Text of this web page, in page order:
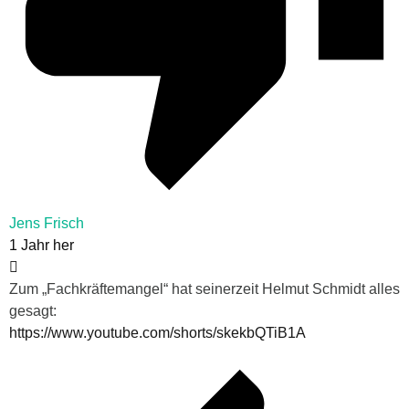
Jens Frisch
1 Jahr her
Zum „Fachkräftemangel“ hat seinerzeit Helmut Schmidt alles
gesagt:
https://www.youtube.com/shorts/skekbQTiB1A